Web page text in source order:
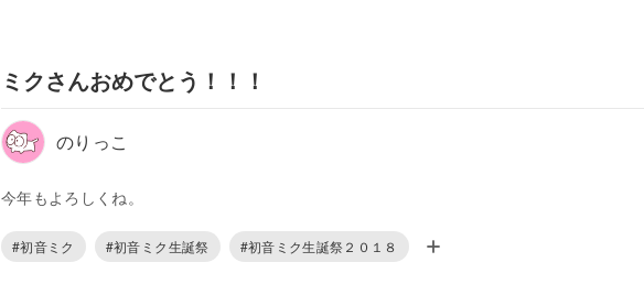
ミクさんおめでとう！！！
のりっこ
今年もよろしくね。
#初音ミク #初音ミク生誕祭 #初音ミク生誕祭２０１８